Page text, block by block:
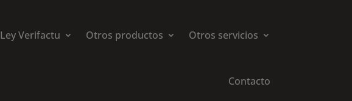
Ley Verifactu Otros productos Otros servicios
Contacto